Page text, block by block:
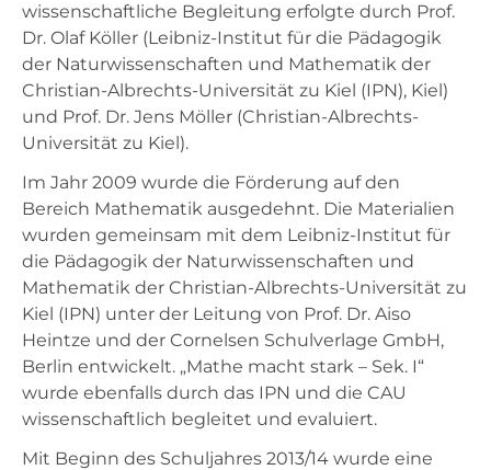
wissenschaftliche Begleitung erfolgte durch Prof.
Dr. Olaf Köller (Leibniz-Institut für die Pädagogik
der Naturwissenschaften und Mathematik der
Christian-Albrechts-Universität zu Kiel (IPN), Kiel)
und Prof. Dr. Jens Möller (Christian-Albrechts-
Universität zu Kiel).
Im Jahr 2009 wurde die Förderung auf den
Bereich Mathematik ausgedehnt. Die Materialien
wurden gemeinsam mit dem Leibniz-Institut für
die Pädagogik der Naturwissenschaften und
Mathematik der Christian-Albrechts-Universität zu
Kiel (IPN) unter der Leitung von Prof. Dr. Aiso
Heintze und der Cornelsen Schulverlage GmbH,
Berlin entwickelt. „Mathe macht stark – Sek. I“
wurde ebenfalls durch das IPN und die CAU
wissenschaftlich begleitet und evaluiert.
Mit Beginn des Schuljahres 2013/14 wurde eine